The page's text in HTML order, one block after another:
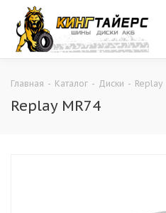
Главная - Каталог - Диски - Replay
Replay MR74